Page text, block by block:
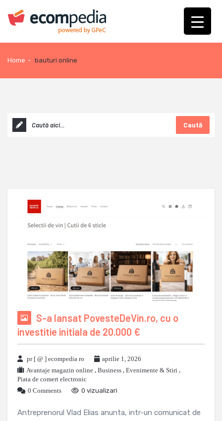
Home - bauturi online
Caută
S-a lansat PovesteDeVin.ro, cu o
investitie initiala de 20.000 €
pr [ @ ] ecompedia ro
aprilie 1, 2026
Avantaje magazin online , Business , Evenimente & Stiri ,
Piata de comert electronic
0 Comments
0 vizualizari
Antreprenorul Vlad Elias anunta, intr-un comunicat de